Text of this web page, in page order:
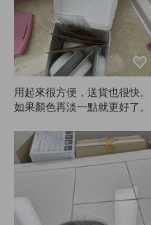
用起來很方便，送貨也很快。
如果顏色再淡一點就更好了。